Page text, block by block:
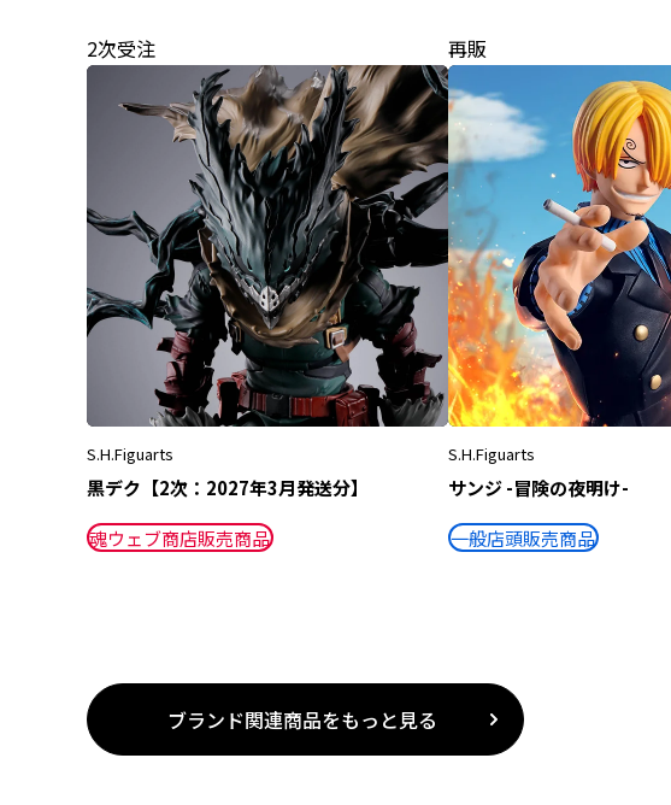
2次受注
S.H.Figuarts
黒デク【2次：2027年3月発送分】
魂ウェブ商店販売商品
再販
S.H.Figuarts
サンジ -冒険の夜明け-
一般店頭販売商品
ブランド関連商品をもっと見る